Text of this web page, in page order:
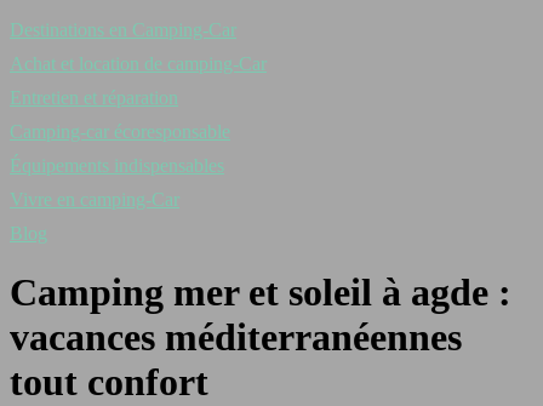
Destinations en Camping-Car
Achat et location de camping-Car
Entretien et réparation
Camping-car écoresponsable
Équipements indispensables
Vivre en camping-Car
Blog
Camping mer et soleil à agde :
vacances méditerranéennes
tout confort